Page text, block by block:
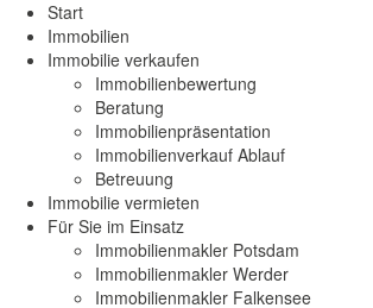
Start
Immobilien
Immobilie verkaufen
Immobilienbewertung
Beratung
Immobilienpräsentation
Immobilienverkauf Ablauf
Betreuung
Immobilie vermieten
Für Sie im Einsatz
Immobilienmakler Potsdam
Immobilienmakler Werder
Immobilienmakler Falkensee